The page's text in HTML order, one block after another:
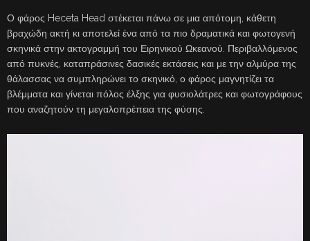
Ο φάρος Heceta Head στέκεται πάνω σε μια απότομη, κάθετη
βραχώδη ακτή κι αποτελεί ένα από τα πιο δραματικά και φωτογενή
σκηνικά στην ακτογραμμή του Ειρηνικού Ωκεανού. Περιβαλλόμενος
από πυκνές, καταπράσινες δασικές εκτάσεις και με την αλμύρα της
θάλασσας να συμπληρώνει το σκηνικό, ο φάρος μαγνητίζει τα
βλέμματα και γίνεται πόλος έλξης για φυσιολάτρες και φωτογράφους
που αναζητούν τη μεγαλοπρέπεια της φύσης.